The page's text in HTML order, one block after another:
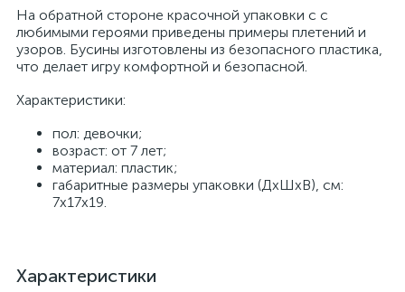
На обратной стороне красочной упаковки с с
любимыми героями приведены примеры плетений и
узоров. Бусины изготовлены из безопасного пластика,
что делает игру комфортной и безопасной.
Характеристики:
пол: девочки;
возраст: от 7 лет;
материал: пластик;
габаритные размеры упаковки (ДхШхВ), см:
7x17x19.
Характеристики